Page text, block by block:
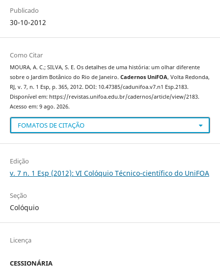
Publicado
30-10-2012
Como Citar
MOURA, A. C.; SILVA, S. E. Os detalhes de uma história: um olhar diferente
sobre o Jardim Botânico do Rio de Janeiro. Cadernos UniFOA, Volta Redonda,
RJ, v. 7, n. 1 Esp, p. 365, 2012. DOI: 10.47385/cadunifoa.v7.n1 Esp.2183.
Disponível em: https://revistas.unifoa.edu.br/cadernos/article/view/2183.
Acesso em: 9 ago. 2026.
FOMATOS DE CITAÇÃO
Edição
v. 7 n. 1 Esp (2012): VI Colóquio Técnico-científico do UniFOA
Seção
Colóquio
Licença
CESSIONÁRIA